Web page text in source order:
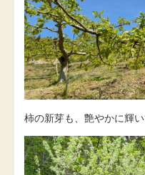
柿の新芽も、艶やかに輝い